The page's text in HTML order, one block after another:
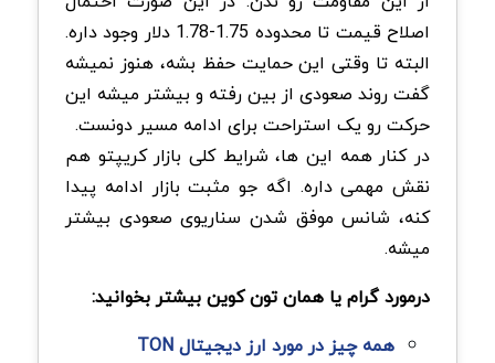
اصلاح قیمت تا محدوده 1.75-1.78 دلار وجود داره.
البته تا وقتی این حمایت حفظ بشه، هنوز نمیشه
گفت روند صعودی از بین رفته و بیشتر میشه این
حرکت رو یک استراحت برای ادامه مسیر دونست.
در کنار همه این ها، شرایط کلی بازار کریپتو هم
نقش مهمی داره. اگه جو مثبت بازار ادامه پیدا
کنه، شانس موفق شدن سناریوی صعودی بیشتر
میشه.
درمورد گرام یا همان تون کوین بیشتر بخوانید:
همه چیز در مورد ارز دیجیتال TON